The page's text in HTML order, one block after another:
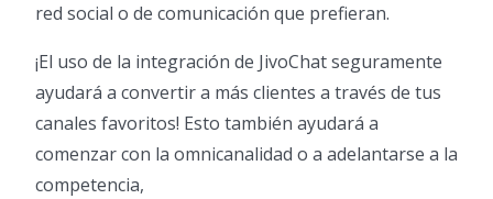
red social o de comunicación que prefieran.
¡El uso de la integración de JivoChat seguramente
ayudará a convertir a más clientes a través de tus
canales favoritos! Esto también ayudará a
comenzar con la omnicanalidad o a adelantarse a la
competencia,